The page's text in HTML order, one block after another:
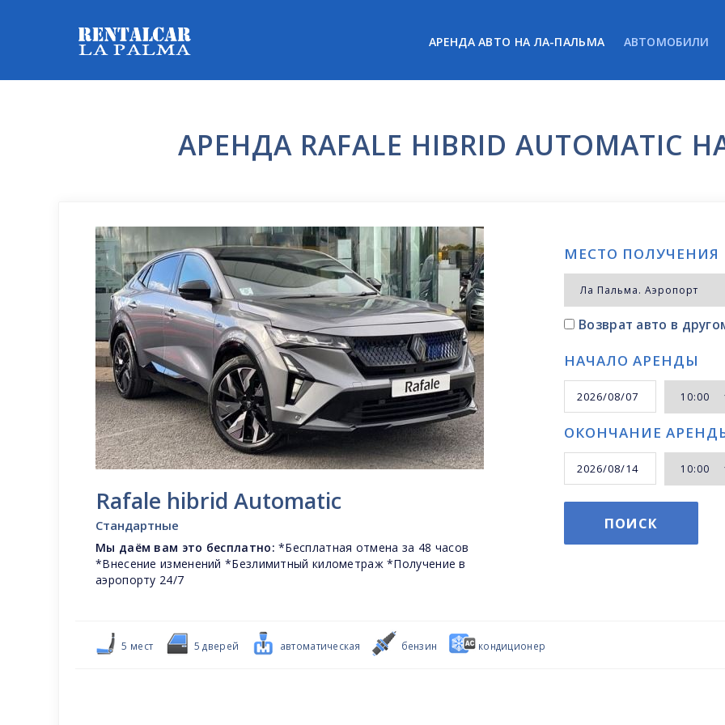
АРЕНДА АВТО НА ЛА-ПАЛЬМА АВТОМОБИЛИ
АРЕНДА RAFALE HIBRID AUTOMATIC
Rafale hibrid Automatic
Стандартные
Мы даём вам это бесплатно: *Бесплатная отмена за 48 часов
*Внесение изменений *Безлимитный километраж *Получение в
аэропорту 24/7
МЕСТО ПОЛУЧЕНИЯ
Возврат авто в
НАЧАЛО АРЕНДЫ
ОКОНЧАНИЕ
ПОИСК
5 мест 5 дверей автоматическая бензин кондиционер